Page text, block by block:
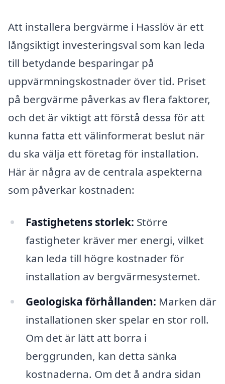
Att installera bergvärme i Hasslöv är ett
långsiktigt investeringsval som kan leda
till betydande besparingar på
uppvärmningskostnader över tid. Priset
på bergvärme påverkas av flera faktorer,
och det är viktigt att förstå dessa för att
kunna fatta ett välinformerat beslut när
du ska välja ett företag för installation.
Här är några av de centrala aspekterna
som påverkar kostnaden:
Fastighetens storlek: Större
fastigheter kräver mer energi, vilket
kan leda till högre kostnader för
installation av bergvärmesystemet.
Geologiska förhållanden: Marken där
installationen sker spelar en stor roll.
Om det är lätt att borra i
berggrunden, kan detta sänka
kostnaderna. Om det å andra sidan